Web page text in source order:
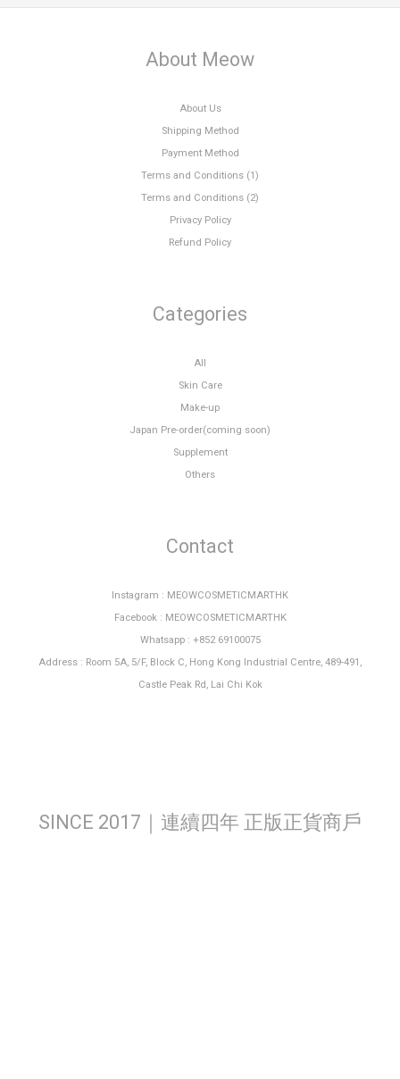
About Meow
About Us
Shipping Method
Payment Method
Terms and Conditions (1)
Terms and Conditions (2)
Privacy Policy
Refund Policy
Categories
All
Skin Care
Make-up
Japan Pre-order(coming soon)
Supplement
Others
Contact
Instagram : MEOWCOSMETICMARTHK
Facebook : MEOWCOSMETICMARTHK
Whatsapp : +852 69100075
Address : Room 5A, 5/F, Block C, Hong Kong Industrial Centre, 489-491,
Castle Peak Rd, Lai Chi Kok
SINCE 2017｜連續四年 正版正貨商戶